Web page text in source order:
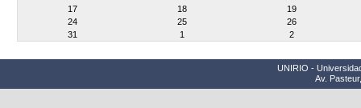
17
18
19
24
25
26
31
1 2
UNIRIO -
Av.